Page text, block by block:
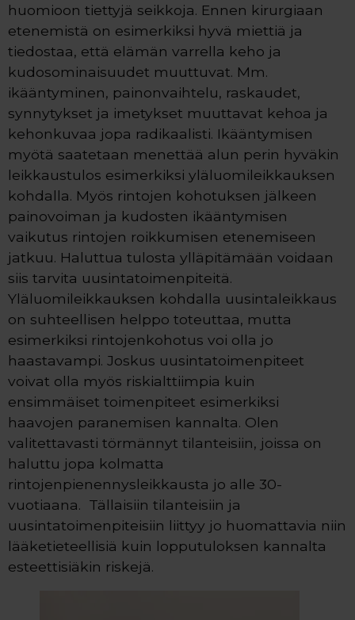
huomioon tiettyjä seikkoja. Ennen kirurgiaan
etenemistä on esimerkiksi hyvä miettiä ja
tiedostaa, että elämän varrella keho ja
kudosominaisuudet muuttuvat. Mm.
ikääntyminen, painonvaihtelu, raskaudet,
synnytykset ja imetykset muuttavat kehoa ja
kehonkuvaa jopa radikaalisti. Ikääntymisen
myötä saatetaan menettää alun perin hyväkin
leikkaustulos esimerkiksi yläluomileikkauksen
kohdalla. Myös rintojen kohotuksen jälkeen
painovoiman ja kudosten ikääntymisen
vaikutus rintojen roikkumisen etenemiseen
jatkuu. Haluttua tulosta ylläpitämään voidaan
siis tarvita uusintatoimenpiteitä.
Yläluomileikkauksen kohdalla uusintaleikkaus
on suhteellisen helppo toteuttaa, mutta
esimerkiksi rintojenkohotus voi olla jo
haastavampi. Joskus uusintatoimenpiteet
voivat olla myös riskialttiimpia kuin
ensimmäiset toimenpiteet esimerkiksi
haavojen paranemisen kannalta. Olen
valitettavasti törmännyt tilanteisiin, joissa on
haluttu jopa kolmatta
rintojenpienennysleikkausta jo alle 30-
vuotiaana. Tällaisiin tilanteisiin ja
uusintatoimenpiteisiin liittyy jo huomattavia niin
lääketieteellisiä kuin lopputuloksen kannalta
esteettisiäkin riskejä.